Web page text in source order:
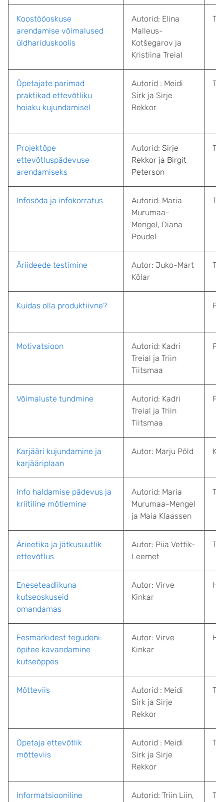
Koostööoskuse
arendamise võimalused
üldhariduskoolis
Autorid: Elina
Malleus-
Kotšegarov ja
Kristiina Treial
Õpetajate parimad
praktikad ettevõtliku
hoiaku kujundamisel
Autorid : Meidi
Sirk ja Sirje
Rekkor
Projektõpe
ettevõtluspädevuse
arendamiseks
Autorid: Sirje
Rekkor ja Birgit
Peterson
Infosõda ja infokorratus
Autorid: Maria
Murumaa-
Mengel, Diana
Poudel
Äriideede testimine Autor: Juko-Mart
Kõlar
Kuidas olla produktiivne?
Motivatsioon
Autorid: Kadri
Treial ja Triin
Tiitsmaa
Võimaluste tundmine
Autorid: Kadri
Treial ja Triin
Tiitsmaa
Karjääri kujundamine ja
karjääriplaan
Autor: Marju Põld
Info haldamise pädevus ja
kriitiline mõtlemine
Autorid: Maria
Murumaa-Mengel
ja Maia Klaassen
Ärieetika ja jätkusuutlik
ettevõtlus
Autor: Piia Vettik-
Leemet
Eneseteadlikuna
kutseoskuseid
omandamas
Autor: Virve
Kinkar
Eesmärkidest tegudeni:
õpitee kavandamine
kutseõppes
Autor: Virve
Kinkar
Mõtteviis
Autorid : Meidi
Sirk ja Sirje
Rekkor
Õpetaja ettevõtlik
mõtteviis
Autorid : Meidi
Sirk ja Sirje
Rekkor
Informatsiooniline
Autorid: Triin Liin,